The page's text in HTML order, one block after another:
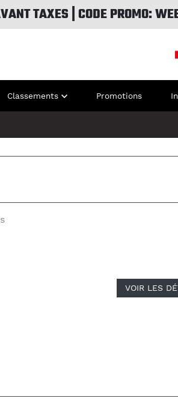
TAXES | CODE PROMO:
Classements Promotions
VOIR LES